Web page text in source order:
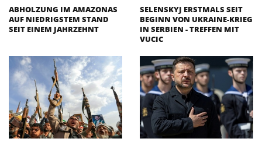
ABHOLZUNG IM AMAZONAS
AUF NIEDRIGSTEM STAND
SEIT EINEM JAHRZEHNT
SELENSKYJ ERSTMALS SEIT
BEGINN VON UKRAINE-KRIEG
IN SERBIEN - TREFFEN MIT
VUCIC